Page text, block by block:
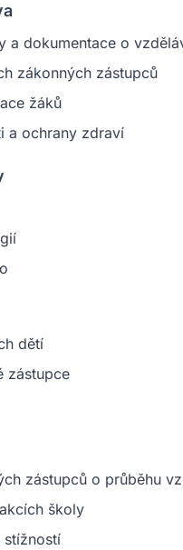
a dokumentace o
zákonných zástupců
žáků
a ochrany zdraví
dětí
zástupce
zástupců o průběhu
školy